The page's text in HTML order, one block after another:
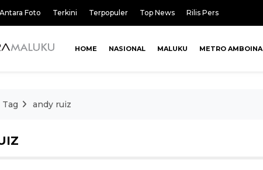
Antara Foto Terkini Terpopuler Top News Rilis Pers
HOME NASIONAL MALUKU METRO AMBOINA
Tag andy ruiz